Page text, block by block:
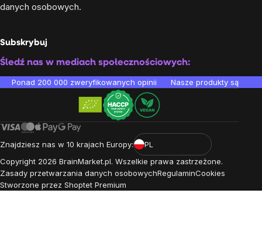
danych osobowych.
Subskrybuj
Śledź nas w mediach społecznościowych:
Ponad 200 000 zweryfikowanych opinii Nasze produkty są
Znajdziesz nas w 10 krajach Europy:
PL
Copyright 2026 BrainMarket.pl. Wszelkie prawa zastrzeżone.
Zasady przetwarzania danych osobowychRegulaminCookies
Stworzone przez Shoptet Premium